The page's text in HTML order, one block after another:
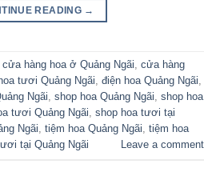
READING →
cửa hàng hoa ở Quảng Ngãi cửa hàng
tươi Quảng Ngãi điện hoa Quảng Ngãi
Ngãi shop hoa Quảng Ngãi shop hoa
tươi Quảng Ngãi
shop hoa tươi tại
Ngãi tiệm hoa Quảng Ngãi tiệm hoa
tại Quảng Ngãi Leave a comment